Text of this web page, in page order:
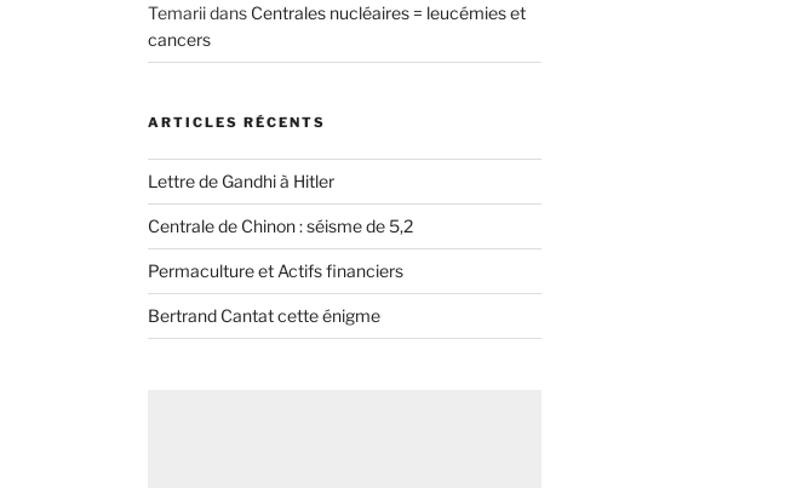
Temariidans Centrales nucléaires = leucémies et
cancers
ARTICLES RÉCENTS
Lettre de Gandhi à Hitler
Centrale de Chinon : séisme de 5,2
Permaculture et Actifs financiers
Bertrand Cantat cette énigme